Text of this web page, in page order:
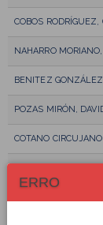
COBOS RODRÍGUEZ,
NAHARRO
BENITEZ
POZAS MIRÓN,
COTANO
ERRO